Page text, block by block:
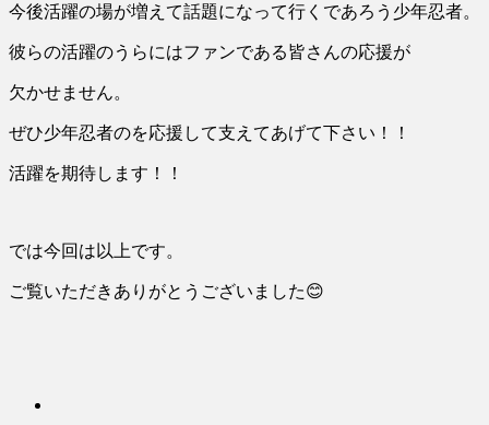
今後活躍の場が増えて話題になって行くであろう少年忍者。
彼らの活躍のうらにはファンである皆さんの応援が
欠かせません。
ぜひ少年忍者のを応援して支えてあげて下さい！！
活躍を期待します！！
では今回は以上です。
ご覧いただきありがとうございました😊